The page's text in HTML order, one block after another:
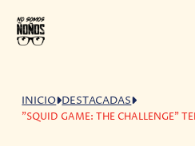
INICIO DESTACADAS
"SQUID GAME: THE CHALLENGE"